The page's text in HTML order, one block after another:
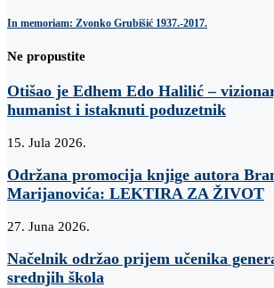
In memoriam: Zvonko Grubišić 1937.-2017.
Ne propustite
Otišao je Edhem Edo Halilić –
humanist i istaknuti poduzetnik
15. Jula 2026.
Održana promocija knjige autora
Marijanovića: LEKTIRA ZA ŽIVOT
27. Juna 2026.
Načelnik održao prijem učenika
srednjih škola